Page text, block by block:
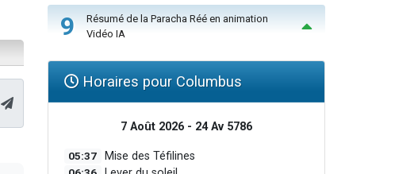
9
Résumé de la Paracha Réé en animation
Vidéo IA
Horaires pour Columbus
7 Août 2026 - 24 Av 5786
05:37 Mise des Téfilines